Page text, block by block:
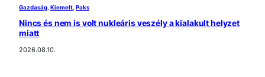
Gazdaság Kiemelt Paks
Nincs és nem is volt nukleáris veszély a kialakult helyzet
miatt
2026.08.10.